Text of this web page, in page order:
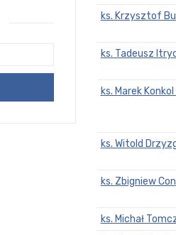
ks. Krzysztof
ks. Tadeusz
ks. Marek Konkol
ks. Witold
ks. Zbigniew
ks. Michał